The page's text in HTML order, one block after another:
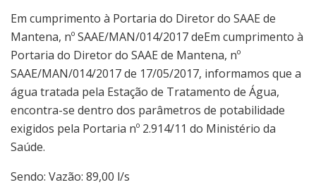
Em cumprimento à Portaria do Diretor do SAAE de
Mantena, nº SAAE/MAN/014/2017 deEm cumprimento à
Portaria do Diretor do SAAE de Mantena, nº
SAAE/MAN/014/2017 de 17/05/2017, informamos que a
água tratada pela Estação de Tratamento de Água,
encontra-se dentro dos parâmetros de potabilidade
exigidos pela Portaria nº 2.914/11 do Ministério da
Saúde.
Sendo: Vazão: 89,00 l/s